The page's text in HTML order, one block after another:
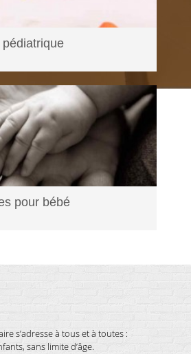
pour bébé
s’adresse à tous et à toutes :
sans limite d’âge.